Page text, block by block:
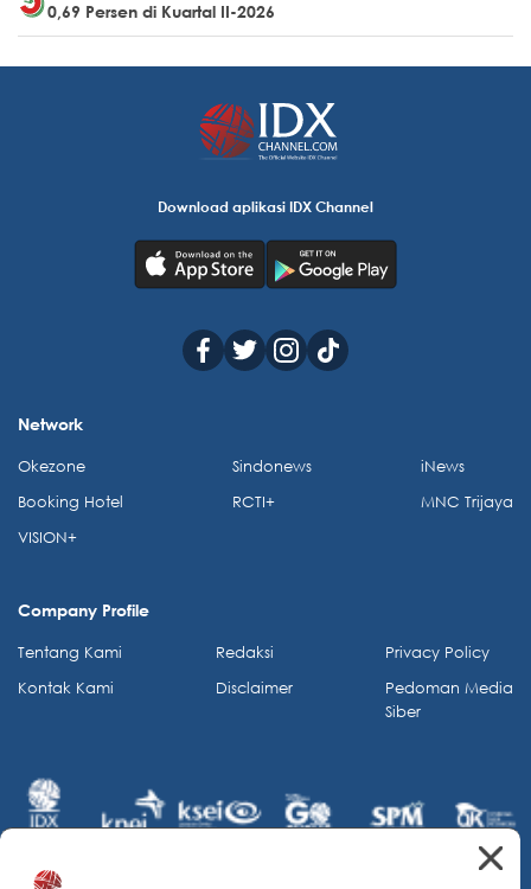
0,69 Persen di Kuartal II-2026
Download aplikasi IDX Channel
Network
Okezone
Booking Hotel
VISION+
Sindonews
RCTI+
iNews
MNC Trijaya
Company Profile
Tentang Kami
Kontak Kami
Redaksi
Disclaimer
Privacy Policy
Pedoman Media
Siber